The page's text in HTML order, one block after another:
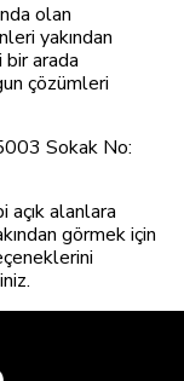
olan
yakından
arada
çözümleri
Sokak No:
açık alanlara
görmek için